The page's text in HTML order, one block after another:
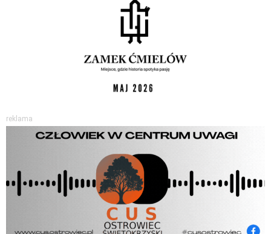
reklama